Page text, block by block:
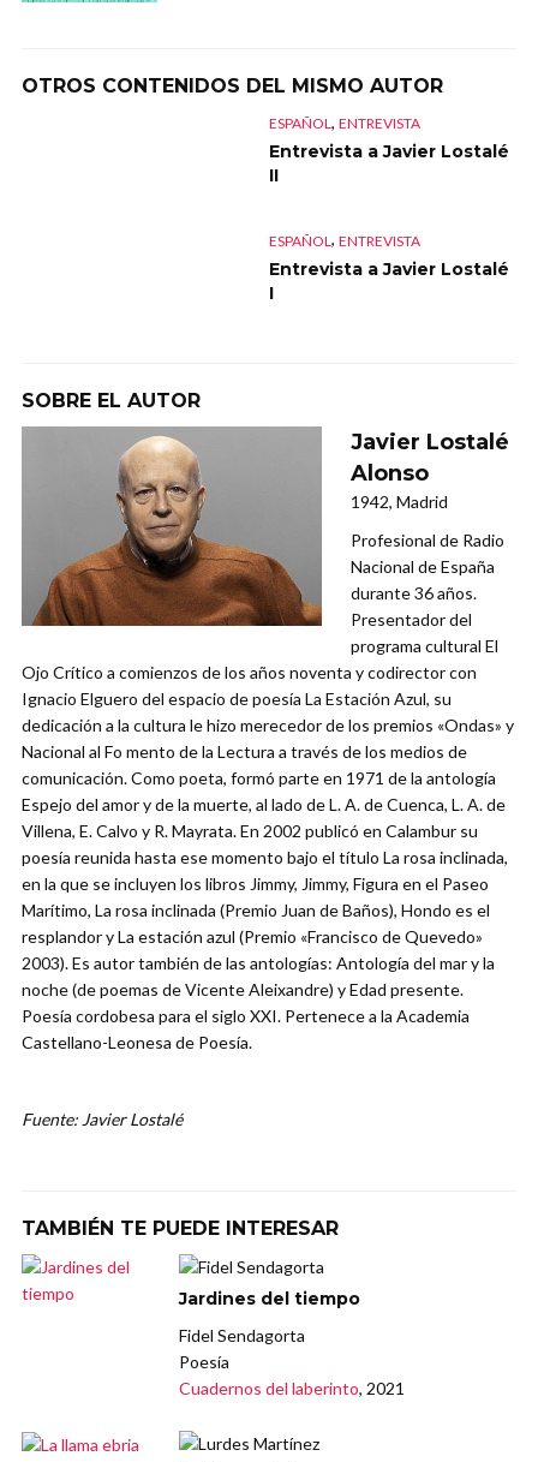
OTROS CONTENIDOS DEL MISMO AUTOR
ESPAÑOL, ENTREVISTA
Entrevista a Javier Lostalé
II
ESPAÑOL , ENTREVISTA
Entrevista a Javier Lostalé
I
SOBRE EL AUTOR
Javier Lostalé
Alonso
1942, Madrid
Profesional de Radio
Nacional de España
durante 36 años.
Presentador del
programa cultural El
Ojo Crítico a comienzos de los años noventa y codirector con
Ignacio Elguero del espacio de poesía La Estación Azul, su
dedicación a la cultura le hizo merecedor de los premios «Ondas» y
Nacional al Fo mento de la Lectura a través de los medios de
comunicación. Como poeta, formó parte en 1971 de la antología
Espejo del amor y de la muerte, al lado de L. A. de Cuenca, L. A. de
Villena, E. Calvo y R. Mayrata. En 2002 publicó en Calambur su
poesía reunida hasta ese momento bajo el título La rosa inclinada,
en la que se incluyen los libros Jimmy, Jimmy, Figura en el Paseo
Marítimo, La rosa inclinada (Premio Juan de Baños), Hondo es el
resplandor y La estación azul (Premio «Francisco de Quevedo»
2003). Es autor también de las antologías: Antología del mar y la
noche (de poemas de Vicente Aleixandre) y Edad presente.
Poesía cordobesa para el siglo XXI. Pertenece a la Academia
Castellano-Leonesa de Poesía.
Fuente: Javier Lostalé
TAMBIÉN TE PUEDE INTERESAR
Jardines del tiempo
Fidel Sendagorta
Poesía
Cuadernos del laberinto, 2021